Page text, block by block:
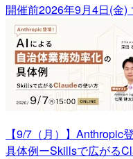
開催前2026年9月4日(金)
【9/7（月）】Anthropic
具体例ーSkillsで広がる